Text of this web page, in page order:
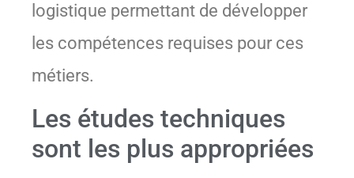
logistique permettant de développer
les compétences requises pour ces
métiers.
Les études techniques
sont les plus appropriées